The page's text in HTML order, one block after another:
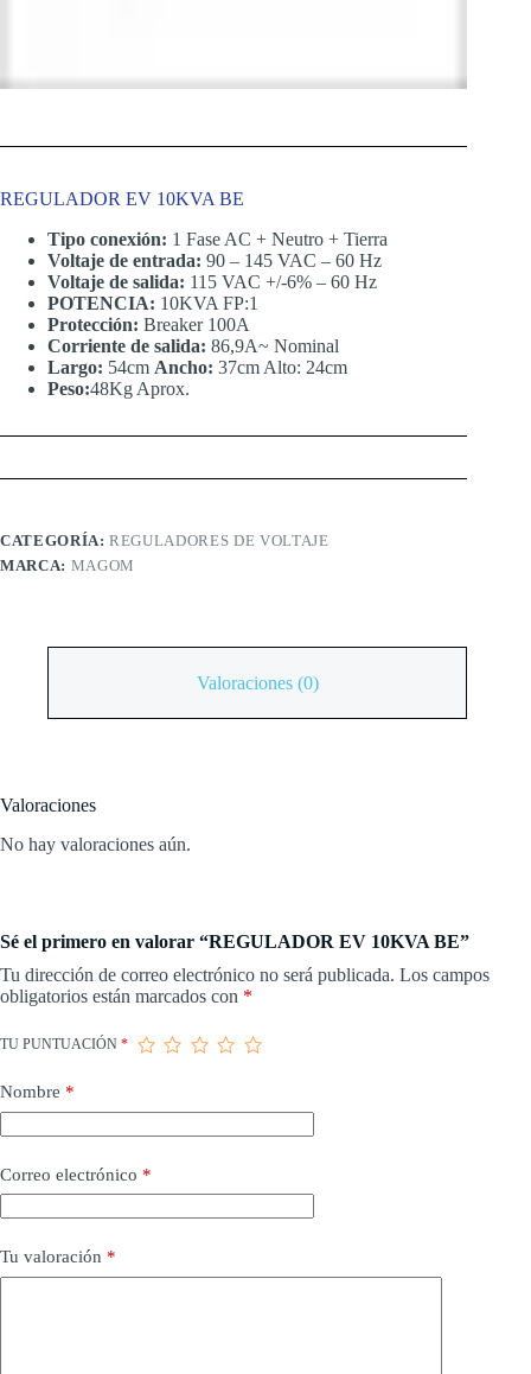
REGULADOR EV 10KVA BE
Tipo conexión: 1 Fase AC + Neutro + Tierra
Voltaje de entrada: 90 – 145 VAC – 60 Hz
Voltaje de salida: 115 VAC +/-6% – 60 Hz
POTENCIA: 10KVA FP:1
Protección: Breaker 100A
Corriente de salida: 86,9A~ Nominal
Largo: 54cm Ancho: 37cm Alto: 24cm
Peso:48Kg Aprox.
CATEGORÍA:REGULADORES DE VOLTAJE
MARCA: MAGOM
Valoraciones (0)
Valoraciones
No hay valoraciones aún.
Sé el primero en valorar “REGULADOR EV 10KVA BE”
Tu dirección de correo electrónico no será publicada. Los campos
obligatorios están marcados con *
TU PUNTUACIÓN *
Nombre *
Correo electrónico *
Tu valoración *